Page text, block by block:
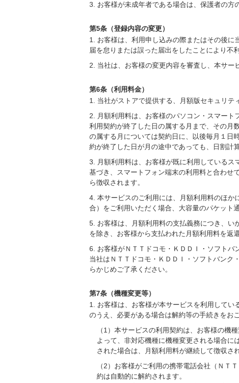
3. お客様が未成年者である場合は、保護者の方
第5条（登録内容の変更）
1. お客様は、利用申し込みの際またはその後
届を怠りまたは誤った届出をしたことにより不
2. 当社は、お客様の変更内容を審査し、本サー
第6条（利用料金）
1. 当社がストアで提供する、月額版セキュリテ
2. 月額利用料は、お客様のパソコン・スマー
利用契約が終了した日の属する月まで、その月
の属する月については契約日に、以後毎月１日
約が終了した日が月の途中であっても、日割計
3. 月額利用料は、お客様が既に利用しているス
基づき、スマートフォン端末の利用料と合わせ
ら徴収されます。
4. 本サービスのご利用には、月額利用料のほ
合）をご利用いただく場合、大容量のパケット
5. お客様は、月額利用料の支払義務につき、い
を除き、お客様から支払われた月額利用料を返
6. お客様がＮＴＴドコモ・ＫＤＤＩ・ソフトバ
当社はＮＴＴドコモ・ＫＤＤＩ・ソフトバンク
らかじめご了承ください。
第7条（機種変更等）
1. お客様は、お客様が本サービスを利用して
のうえ、必要がある場合は解約等の手続きをお
（1）本サービスの利用契約は、お客様の機
よって、非対応機種に機種変更される場合
された場合は、月額利用料が継続して徴収さ
（2）お客様がご利用の携帯電話会社（ＮＴ
約は自動的に解約されます。